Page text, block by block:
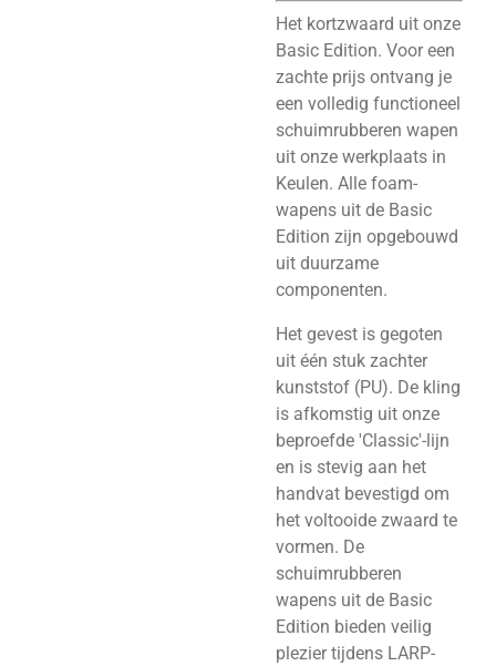
Het kortzwaard uit onze
Basic Edition. Voor een
zachte prijs ontvang je
een volledig functioneel
schuimrubberen wapen
uit onze werkplaats in
Keulen. Alle foam-
wapens uit de Basic
Edition zijn opgebouwd
uit duurzame
componenten.
Het gevest is gegoten
uit één stuk zachter
kunststof (PU). De kling
is afkomstig uit onze
beproefde 'Classic'-lijn
en is stevig aan het
handvat bevestigd om
het voltooide zwaard te
vormen. De
schuimrubberen
wapens uit de Basic
Edition bieden veilig
plezier tijdens LARP-